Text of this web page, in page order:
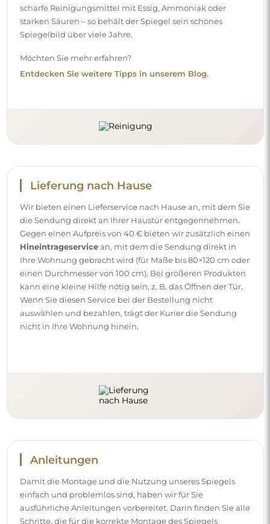
scharfe Reinigungsmittel mit Essig, Ammoniak oder
starken Säuren – so behält der Spiegel sein schönes
Spiegelbild über viele Jahre.
Möchten Sie mehr erfahren?
Entdecken Sie weitere Tipps in unserem Blog.
Lieferung nach Hause
Wir bieten einen Lieferservice nach Hause an, mit dem Sie
die Sendung direkt an Ihrer Haustür entgegennehmen.
Gegen einen Aufpreis von 40 € bieten wir zusätzlich einen
Hineintrageservicean, mit dem die Sendung direkt in
Ihre Wohnung gebracht wird (für Maße bis 80×120 cm oder
einen Durchmesser von 100 cm). Bei größeren Produkten
kann eine kleine Hilfe nötig sein, z. B. das Öffnen der Tür.
Wenn Sie diesen Service bei der Bestellung nicht
auswählen und bezahlen, trägt der Kurier die Sendung
nicht in Ihre Wohnung hinein.
Anleitungen
Damit die Montage und die Nutzung unseres Spiegels
einfach und problemlos sind, haben wir für Sie
ausführliche Anleitungen vorbereitet. Darin finden Sie alle
Schritte, die für die korrekte Montage des Spiegels